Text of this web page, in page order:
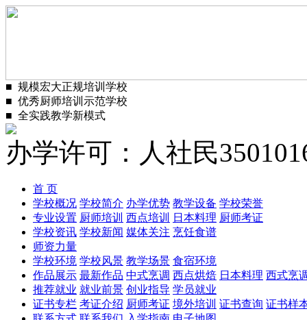
■ 规模宏大正规培训学校
■ 优秀厨师培训示范学校
■ 全实践教学新模式
办学许可：人社民
首 页
学校概况 学校简介 办学优势 教学设备 学校荣誉
专业设置 厨师培训 西点培训 日本料理 厨师考证
学校资讯 学校新闻 媒体关注 烹饪食谱
师资力量
学校环境 学校风景 教学场景 食宿环境
作品展示 最新作品 中式烹调 西点烘焙 日本料理 西式烹
推荐就业 就业前景 创业指导 学员就业
证书专栏 考证介绍 厨师考证 境外培训 证书查询 证书样